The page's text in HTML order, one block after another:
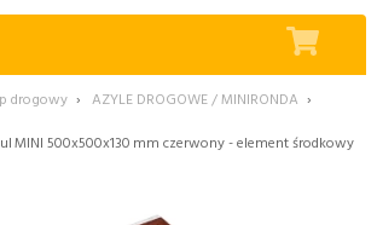
drogowy › AZYLE DROGOWE / MINIRONDA ›
MINI 500x500x130 mm czerwony - element środkowy